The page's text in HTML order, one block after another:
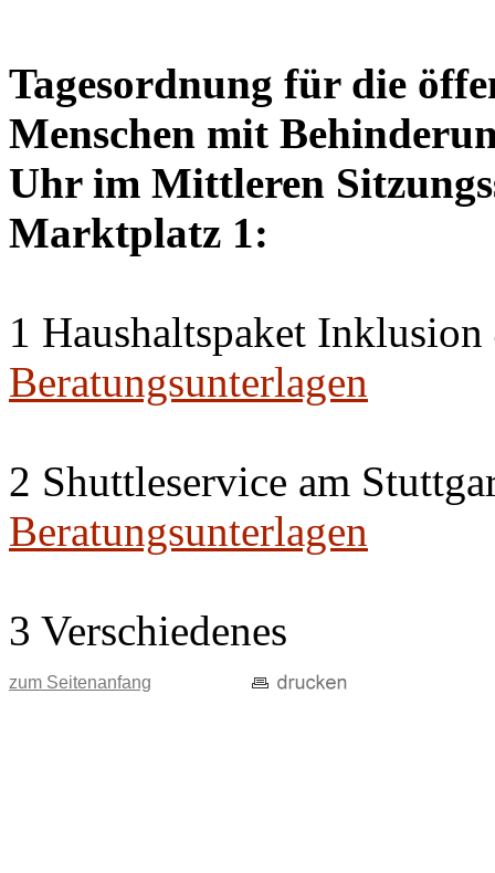
Tagesordnung für die
Menschen mit
Uhr im Mittleren
Marktplatz 1:
1 Haushaltspaket Inklusion
Beratungsunterlagen
2 Shuttleservice am
Beratungsunterlagen
3 Verschiedenes
zum Seitenanfang